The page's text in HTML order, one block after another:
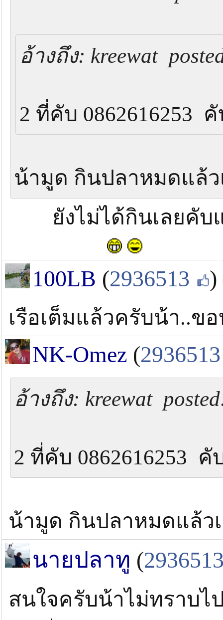
อ้างถึง: kreewat
2 ที่คับ 0862616253
น้ามูด กินปลาหมดแล้
ยังไม่ได้กินเ
100LB (2936513 )
เรือเต็มแล้วครับน้า..
NK-Omez (2936513
อ้างถึง: kreewat
2 ที่คับ 0862616253
น้ามูด กินปลาหมดแล้
นายปลาทู (
สนใจครับน้าไม่ทราบไ